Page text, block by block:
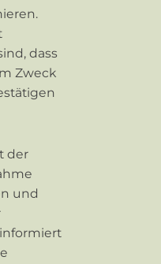
dass
Zweck
der
und